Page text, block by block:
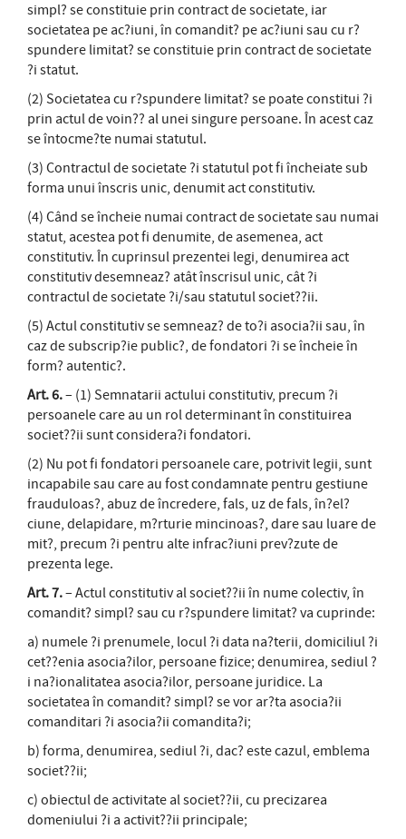
simpl? se constituie prin contract de societate, iar
societatea pe ac?iuni, în comandit? pe ac?iuni sau cu r?
spundere limitat? se constituie prin contract de societate
?i statut.
(2) Societatea cu r?spundere limitat? se poate constitui ?i
prin actul de voin?? al unei singure persoane. În acest caz
se întocme?te numai statutul.
(3) Contractul de societate ?i statutul pot fi încheiate sub
forma unui înscris unic, denumit act constitutiv.
(4) Când se încheie numai contract de societate sau numai
statut, acestea pot fi denumite, de asemenea, act
constitutiv. În cuprinsul prezentei legi, denumirea act
constitutiv desemneaz? atât înscrisul unic, cât ?i
contractul de societate ?i/sau statutul societ??ii.
(5) Actul constitutiv se semneaz? de to?i asocia?ii sau, în
caz de subscrip?ie public?, de fondatori ?i se încheie în
form? autentic?.
Art. 6.– (1) Semnatarii actului constitutiv, precum ?i
persoanele care au un rol determinant în constituirea
societ??ii sunt considera?i fondatori.
(2) Nu pot fi fondatori persoanele care, potrivit legii, sunt
incapabile sau care au fost condamnate pentru gestiune
frauduloas?, abuz de încredere, fals, uz de fals, în?el?
ciune, delapidare, m?rturie mincinoas?, dare sau luare de
mit?, precum ?i pentru alte infrac?iuni prev?zute de
prezenta lege.
Art. 7.– Actul constitutiv al societ??ii în nume colectiv, în
comandit? simpl? sau cu r?spundere limitat? va cuprinde:
a) numele ?i prenumele, locul ?i data na?terii, domiciliul ?i
cet??enia asocia?ilor, persoane fizice; denumirea, sediul ?
i na?ionalitatea asocia?ilor, persoane juridice. La
societatea în comandit? simpl? se vor ar?ta asocia?ii
comanditari ?i asocia?ii comandita?i;
b) forma, denumirea, sediul ?i, dac? este cazul, emblema
societ??ii;
c) obiectul de activitate al societ??ii, cu precizarea
domeniului ?i a activit??ii principale;